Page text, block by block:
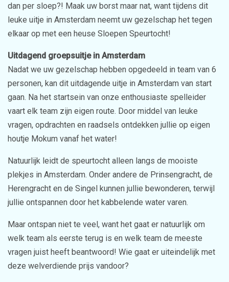
dan per sloep?! Maak uw borst maar nat, want tijdens dit
leuke uitje in Amsterdam neemt uw gezelschap het tegen
elkaar op met een heuse Sloepen Speurtocht!
Uitdagend groepsuitje in Amsterdam
Nadat we uw gezelschap hebben opgedeeld in team van 6
personen, kan dit uitdagende uitje in Amsterdam van start
gaan. Na het startsein van onze enthousiaste spelleider
vaart elk team zijn eigen route. Door middel van leuke
vragen, opdrachten en raadsels ontdekken jullie op eigen
houtje Mokum vanaf het water!
Natuurlijk leidt de speurtocht alleen langs de mooiste
plekjes in Amsterdam. Onder andere de Prinsengracht, de
Herengracht en de Singel kunnen jullie bewonderen, terwijl
jullie ontspannen door het kabbelende water varen.
Maar ontspan niet te veel, want het gaat er natuurlijk om
welk team als eerste terug is en welk team de meeste
vragen juist heeft beantwoord! Wie gaat er uiteindelijk met
deze welverdiende prijs vandoor?